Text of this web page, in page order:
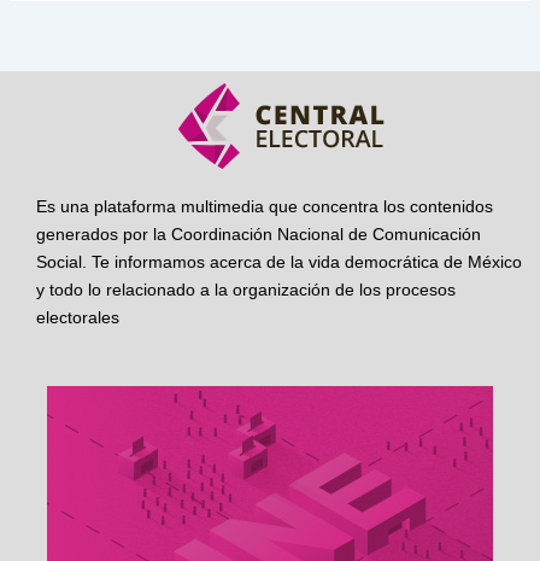
Es una plataforma multimedia que concentra los contenidos
generados por la Coordinación Nacional de Comunicación
Social. Te informamos acerca de la vida democrática de México
y todo lo relacionado a la organización de los procesos
electorales